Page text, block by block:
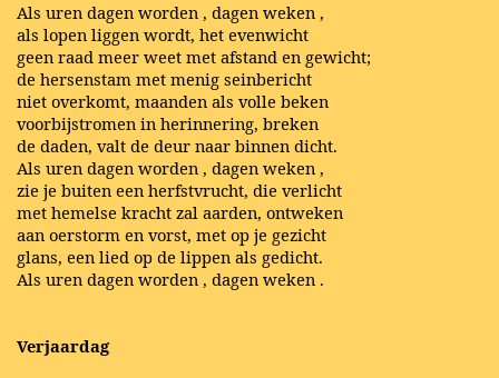
Als uren dagen worden , dagen weken ,
als lopen liggen wordt, het evenwicht
geen raad meer weet met afstand en gewicht;
de hersenstam met menig seinbericht
niet overkomt, maanden als volle beken
voorbijstromen in herinnering, breken
de daden, valt de deur naar binnen dicht.
Als uren dagen worden , dagen weken ,
zie je buiten een herfstvrucht, die verlicht
met hemelse kracht zal aarden, ontweken
aan oerstorm en vorst, met op je gezicht
glans, een lied op de lippen als gedicht.
Als uren dagen worden , dagen weken .
Verjaardag